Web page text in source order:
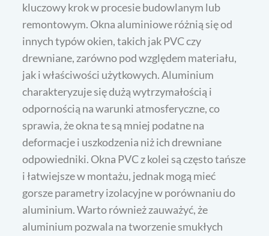
kluczowy krok w procesie budowlanym lub
remontowym. Okna aluminiowe różnią się od
innych typów okien, takich jak PVC czy
drewniane, zarówno pod względem materiału,
jak i właściwości użytkowych. Aluminium
charakteryzuje się dużą wytrzymałością i
odpornością na warunki atmosferyczne, co
sprawia, że okna te są mniej podatne na
deformacje i uszkodzenia niż ich drewniane
odpowiedniki. Okna PVC z kolei są często tańsze
i łatwiejsze w montażu, jednak mogą mieć
gorsze parametry izolacyjne w porównaniu do
aluminium. Warto również zauważyć, że
aluminium pozwala na tworzenie smukłych